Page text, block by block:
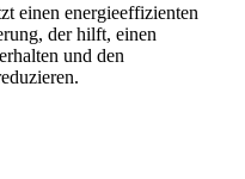
einen energieeffizienten
der hilft, einen
und den